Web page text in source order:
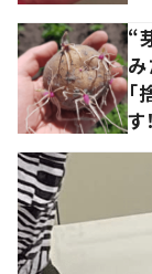
“
す